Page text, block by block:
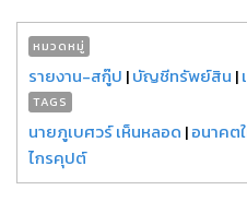
หมวดหมู่
รายงาน-สกู๊ป |บัญชีทรัพย์สิน |
TAGS
นายภูเบศวร์ เห็นหลอด |อนาคต
ไกรคุปต์